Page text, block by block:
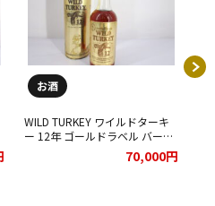
お酒
WILD TURKEY ワイルドターキ
ー 12年 ゴールドラベル バーボ
ン ウイスキー 750ml 50.5％ を
お買取りさせて頂きました★
70,000円